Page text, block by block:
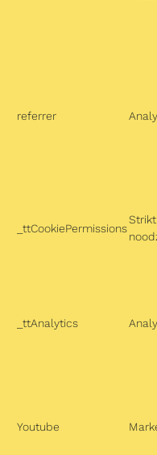
referrer
_ttCookiePermissions
Strikt
_ttAnalytics
Youtube